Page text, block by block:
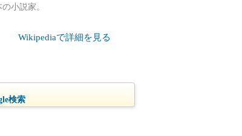
小説家。
Wikipediaで詳細を見る
検索